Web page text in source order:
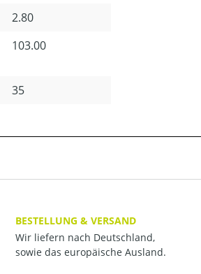
2.80
103.00
35
BESTELLUNG & VERSAND
Wir liefern nach Deutschland,
sowie das europäische Ausland.